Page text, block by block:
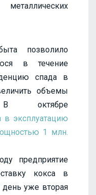
позволило
в течение
спада в
объемы
октябре
в эксплуатацию
1 млн.
предприятие
кокса в
день уже вторая